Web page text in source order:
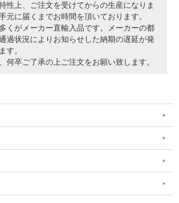
性上、ご注文を受けてからの生産になりま
元に届くまでお時間を頂いております。
くがメーカー直輸入品です。メーカーの都
過状況によりお知らせした納期の遅延が発
す。
何卒ご了承の上ご注文をお願い致します。